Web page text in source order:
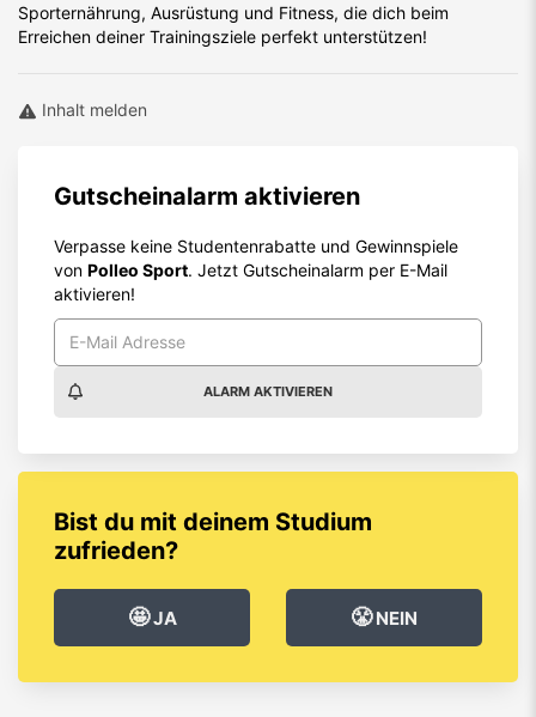
Sporternährung, Ausrüstung und Fitness, die dich beim
Erreichen deiner Trainingsziele perfekt unterstützen!
Inhalt melden
Gutscheinalarm aktivieren
Verpasse keine Studentenrabatte und Gewinnspiele
von Polleo Sport. Jetzt Gutscheinalarm per E-Mail
aktivieren!
ALARM AKTIVIEREN
Bist du mit deinem Studium
zufrieden?
🤩JA 😤NEIN